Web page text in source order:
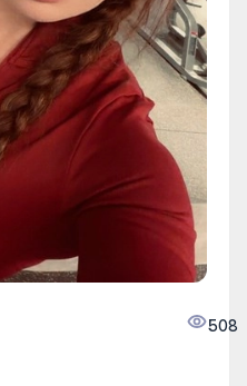
508